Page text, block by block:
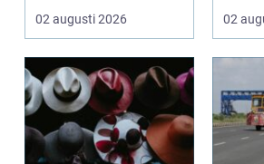
samtidigt få ett
behagliga...
02 augusti 2026
känna
02